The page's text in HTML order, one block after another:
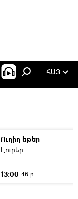
ՀԱՅ
Ուղիղ եթեր
Լուրեր
13:00 46 ր